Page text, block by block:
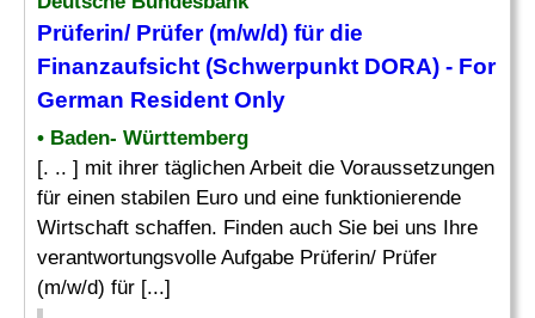
Prüferin/ Prüfer (m/w/d) für die
Finanzaufsicht (Schwerpunkt DORA) - For
German Resident Only
• Baden- Württemberg
[. .. ] mit ihrer täglichen Arbeit die Voraussetzungen
für einen stabilen Euro und eine funktionierende
Wirtschaft schaffen. Finden auch Sie bei uns Ihre
verantwortungsvolle Aufgabe Prüferin/ Prüfer
(m/w/d) für [...]